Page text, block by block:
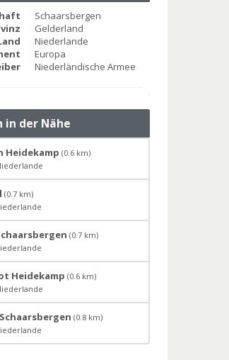
Schaarsbergen
Gelderland
Niederlande
Europa
Niederländische Armee
in der Nähe
Heidekamp (0.6 km)
(0.7 km)
(0.7 km)
Heidekamp (0.6 km)
(0.8 km)